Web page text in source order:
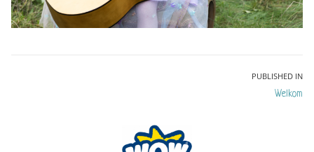
PUBLISHED IN
Welkom